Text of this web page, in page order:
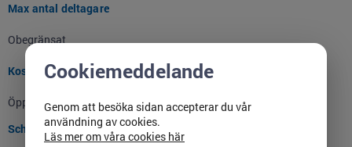
Max antal deltagare
Obegränsat
Kostnad
Öppna seminarie utan kursavgift
Schema
Cookiemeddelande
Genom att besöka sidan accepterar du vår
användning av cookies.
Läs mer om våra cookies här